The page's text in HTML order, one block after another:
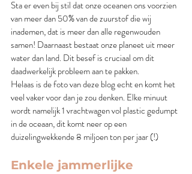
Sta er even bij stil dat onze oceanen ons voorzien
van meer dan 50% van de zuurstof die wij
inademen, dat is meer dan alle regenwouden
samen! Daarnaast bestaat onze planeet uit meer
water dan land. Dit besef is cruciaal om dit
daadwerkelijk probleem aan te pakken.
Helaas is de foto van deze blog echt en komt het
veel vaker voor dan je zou denken. Elke minuut
wordt namelijk 1 vrachtwagen vol plastic gedumpt
in de oceaan, dit komt neer op een
duizelingwekkende 8 miljoen ton per jaar (!)
Enkele jammerlijke